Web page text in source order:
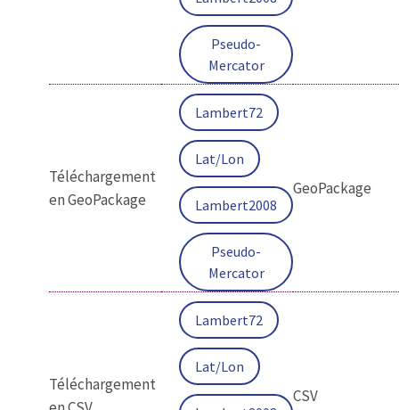
Pseudo-
Mercator
Téléchargement
en GeoPackage
Lambert72
Lat/Lon
Lambert2008
Pseudo-
Mercator
GeoPackage
Téléchargement
Lambert72
Lat/Lon
CSV